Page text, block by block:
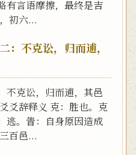
有言语摩擦，最终是吉
初六...
：不克讼，归而逋，
不克讼，归而逋，其邑
爻辞释义 克：胜也。克
逃。眚：自身原因造成
百邑...